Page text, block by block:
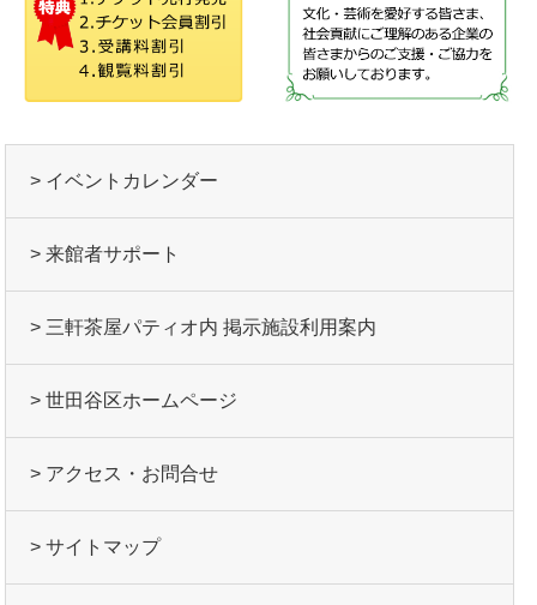
> イベントカレンダー
> 来館者サポート
> 三軒茶屋パティオ内 掲示施設利用案内
> 世田谷区ホームページ
> アクセス・お問合せ
> サイトマップ